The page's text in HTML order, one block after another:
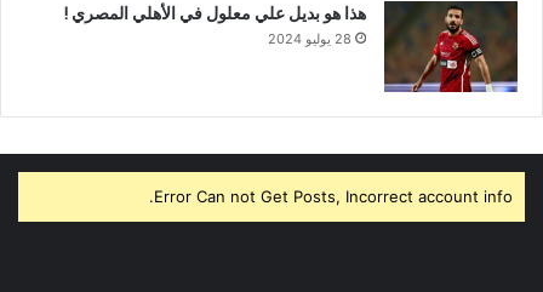
هذا هو بديل علي معلول في الأهلي المصري !
28 يوليو 2024
Error Can not Get Posts, Incorrect account info.